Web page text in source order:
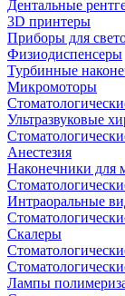
Дентальные
3D принтеры
Приборы для
Физиодиспенсеры
Турбинные
Микромоторы
Ультразвуковые
Анестезия
Наконечники для
Интраоральные
Скалеры
Лампы